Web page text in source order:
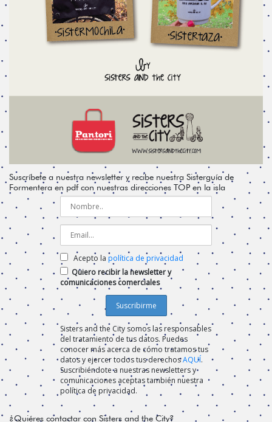
Suscríbete a nuestra newsletter y recibe nuestra Sisterguía de
Formentera en pdf con nuestras direcciones TOP en la isla
Acepto la política de privacidad
Quiero recibir la newsletter y
comunicaciones comerciales
Sisters and the City somos las responsables
del tratamiento de tus datos. Puedes
conocer más acerca de cómo tratamos tus
datos y ejercer todos tus derechosAQUÍ.
Suscribiéndote a nuestras newsletters y
comunicaciones aceptas también nuestra
política de privacidad.
¿Quiéres contactar con Sisters and the City?